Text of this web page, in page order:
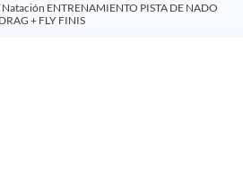
Natación ENTRENAMIENTO PISTA DE NADO
DRAG + FLY FINIS